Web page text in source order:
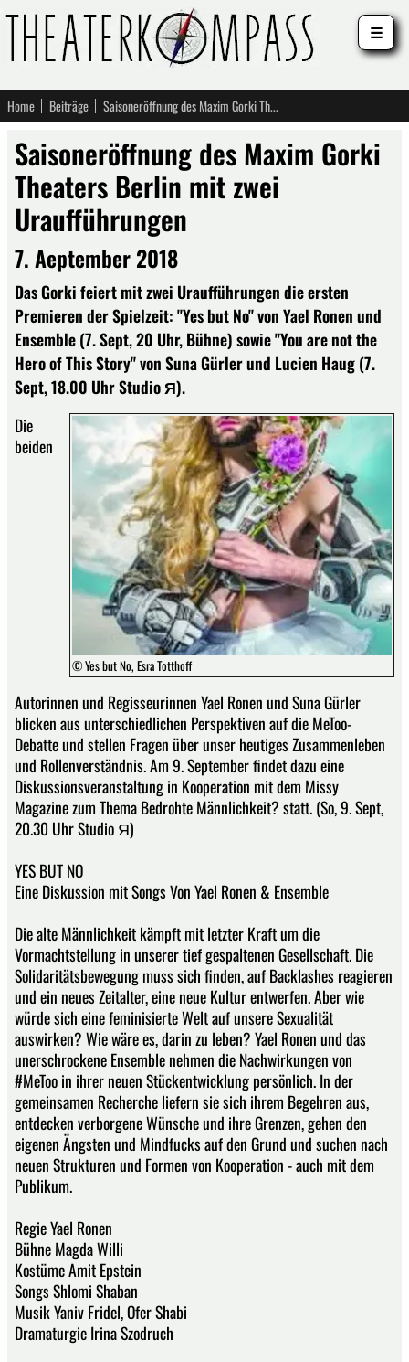
Home Beiträge Saisoneröffnung des Maxim Gorki Theaters Berlin mit zwei Uraufführungen
Saisoneröffnung des Maxim Gorki
Theaters Berlin mit zwei
Uraufführungen
7. Aeptember 2018
Das Gorki feiert mit zwei Uraufführungen die ersten
Premieren der Spielzeit: "Yes but No" von Yael Ronen und
Ensemble (7. Sept, 20 Uhr, Bühne) sowie "You are not the
Hero of This Story" von Suna Gürler und Lucien Haug (7.
Sept, 18.00 Uhr Studio Я).
© Yes but No, Esra Totthoff
Die
beiden
Autorinnen und Regisseurinnen Yael Ronen und Suna Gürler
blicken aus unterschiedlichen Perspektiven auf die MeToo-
Debatte und stellen Fragen über unser heutiges Zusammenleben
und Rollenverständnis. Am 9. September findet dazu eine
Diskussionsveranstaltung in Kooperation mit dem Missy
Magazine zum Thema Bedrohte Männlichkeit? statt. (So, 9. Sept,
20.30 Uhr Studio Я)
YES BUT NO
Eine Diskussion mit Songs Von Yael Ronen & Ensemble
Die alte Männlichkeit kämpft mit letzter Kraft um die
Vormachtstellung in unserer tief gespaltenen Gesellschaft. Die
Solidaritätsbewegung muss sich finden, auf Backlashes reagieren
und ein neues Zeitalter, eine neue Kultur entwerfen. Aber wie
würde sich eine feminisierte Welt auf unsere Sexualität
auswirken? Wie wäre es, darin zu leben? Yael Ronen und das
unerschrockene Ensemble nehmen die Nachwirkungen von
#MeToo in ihrer neuen Stückentwicklung persönlich. In der
gemeinsamen Recherche liefern sie sich ihrem Begehren aus,
entdecken verborgene Wünsche und ihre Grenzen, gehen den
eigenen Ängsten und Mindfucks auf den Grund und suchen nach
neuen Strukturen und Formen von Kooperation - auch mit dem
Publikum.
Regie Yael Ronen
Bühne Magda Willi
Kostüme Amit Epstein
Songs Shlomi Shaban
Musik Yaniv Fridel, Ofer Shabi
Dramaturgie Irina Szodruch
☰